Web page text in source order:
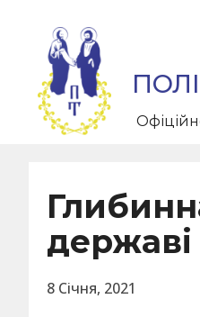
державі
8 Січня, 2021